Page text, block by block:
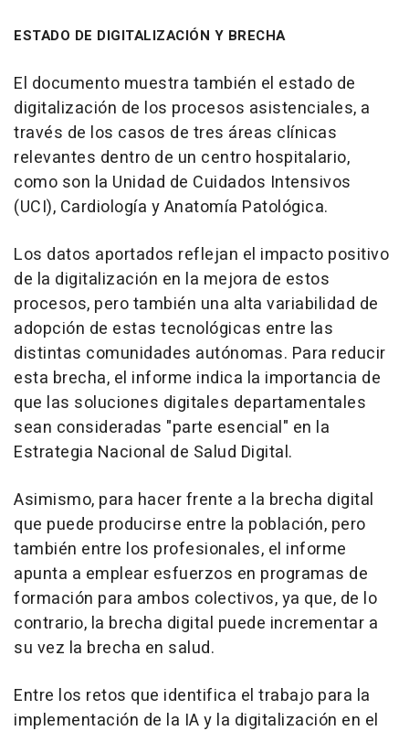
ESTADO DE DIGITALIZACIÓN Y BRECHA
El documento muestra también el estado de
digitalización de los procesos asistenciales, a
través de los casos de tres áreas clínicas
relevantes dentro de un centro hospitalario,
como son la Unidad de Cuidados Intensivos
(UCI), Cardiología y Anatomía Patológica.
Los datos aportados reflejan el impacto positivo
de la digitalización en la mejora de estos
procesos, pero también una alta variabilidad de
adopción de estas tecnológicas entre las
distintas comunidades autónomas. Para reducir
esta brecha, el informe indica la importancia de
que las soluciones digitales departamentales
sean consideradas "parte esencial" en la
Estrategia Nacional de Salud Digital.
Asimismo, para hacer frente a la brecha digital
que puede producirse entre la población, pero
también entre los profesionales, el informe
apunta a emplear esfuerzos en programas de
formación para ambos colectivos, ya que, de lo
contrario, la brecha digital puede incrementar a
su vez la brecha en salud.
Entre los retos que identifica el trabajo para la
implementación de la IA y la digitalización en el